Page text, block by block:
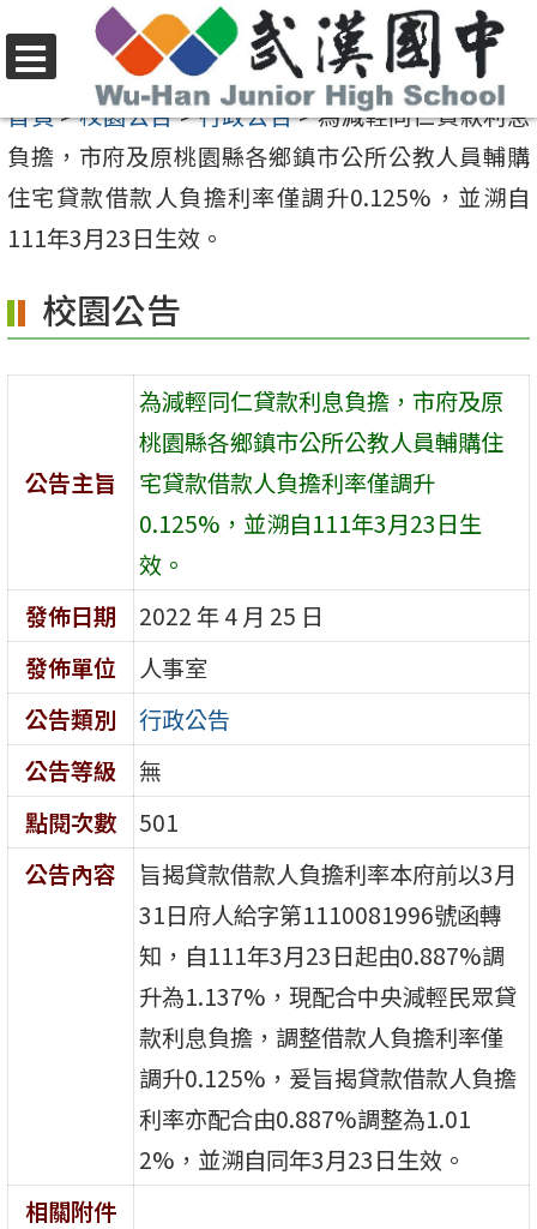
至
要
內
容
選
單
首頁>校園公告>行政公告>為減輕同仁貸款利息
負擔，市府及原桃園縣各鄉鎮市公所公教人員輔購
住宅貸款借款人負擔利率僅調升0.125%，並溯自
111年3月23日生效。
校園公告
公告主旨
為減輕同仁貸款利息負擔，市府及原
桃園縣各鄉鎮市公所公教人員輔購住
宅貸款借款人負擔利率僅調升
0.125%，並溯自111年3月23日生
效。
發佈日期
2022 年 4 月 25 日
發佈單位
人事室
公告類別
行政公告
公告等級
無
點閱次數
501
公告內容
旨揭貸款借款人負擔利率本府前以3月
31日府人給字第1110081996號函轉
知，自111年3月23日起由0.887%調
升為1.137%，現配合中央減輕民眾貸
款利息負擔，調整借款人負擔利率僅
調升0.125%，爰旨揭貸款借款人負擔
利率亦配合由0.887%調整為1.01
2%，並溯自同年3月23日生效。
相關附件